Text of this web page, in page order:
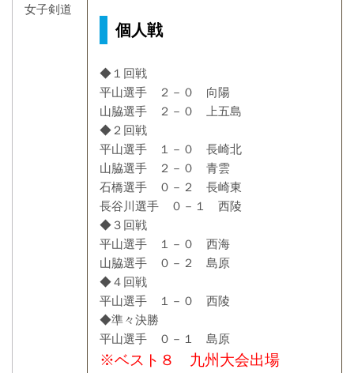
女子剣道
個人戦
◆１回戦
平山選手 ２－０ 向陽
山脇選手 ２－０ 上五島
◆２回戦
平山選手 １－０ 長崎北
山脇選手 ２－０ 青雲
石橋選手 ０－２ 長崎東
長谷川選手 ０－１ 西陵
◆３回戦
平山選手 １－０ 西海
山脇選手 ０－２ 島原
◆４回戦
平山選手 １－０ 西陵
◆準々決勝
平山選手 ０－１ 島原
※ベスト８ 九州大会出場